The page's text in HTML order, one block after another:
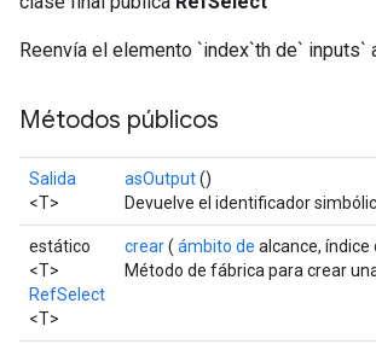
Reenvía el elemento `index`th de` inputs`
Métodos públicos
Salida
<T>
asOutput()
Devuelve el identificador
estático
<T>
RefSelect
<T>
crear( ámbito de alcance, índice
Método de fábrica para crear